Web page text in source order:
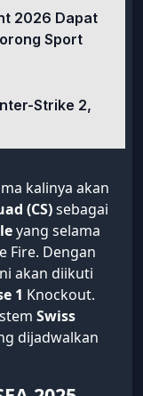
2026 Dapat
Sport
Strike 2,
kalinya akan
(CS)sebagai
yang selama
Fire. Dengan
akan diikuti
1 Knockout.
Swiss
dijadwalkan